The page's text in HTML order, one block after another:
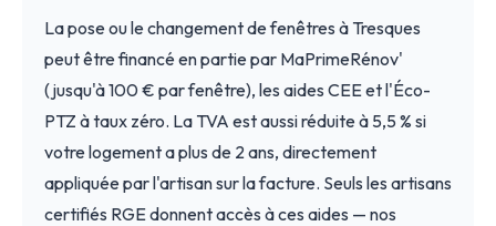
La pose ou le changement de fenêtres à Tresques
peut être financé en partie par MaPrimeRénov'
(jusqu'à 100 € par fenêtre), les aides CEE et l'Éco-
PTZ à taux zéro. La TVA est aussi réduite à 5,5 % si
votre logement a plus de 2 ans, directement
appliquée par l'artisan sur la facture. Seuls les artisans
certifiés RGE donnent accès à ces aides — nos